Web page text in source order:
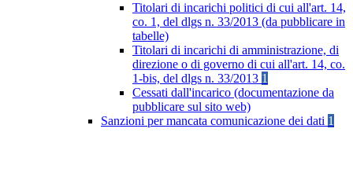
Titolari di incarichi politici di cui all'art. 14,
co. 1, del dlgs n. 33/2013 (da pubblicare in
tabelle)
Titolari di incarichi di amministrazione, di
direzione o di governo di cui all'art. 14, co.
1-bis, del dlgs n. 33/2013 1
Cessati dall'incarico (documentazione da
pubblicare sul sito web)
Sanzioni per mancata comunicazione dei dati 1